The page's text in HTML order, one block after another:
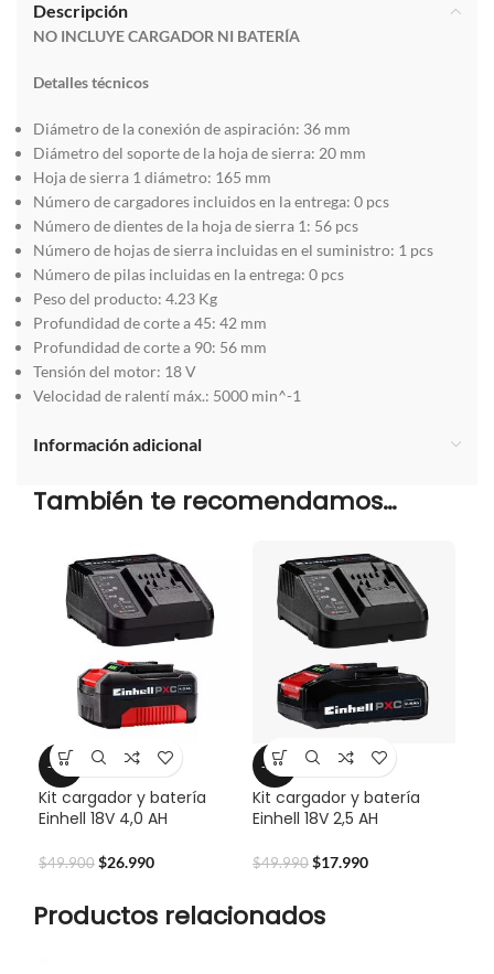
Descripción
NO INCLUYE CARGADOR NI BATERÍA
Detalles técnicos
Diámetro de la conexión de aspiración: 36 mm
Diámetro del soporte de la hoja de sierra: 20 mm
Hoja de sierra 1 diámetro: 165 mm
Número de cargadores incluidos en la entrega: 0 pcs
Número de dientes de la hoja de sierra 1: 56 pcs
Número de hojas de sierra incluidas en el suministro: 1 pcs
Número de pilas incluidas en la entrega: 0 pcs
Peso del producto: 4.23 Kg
Profundidad de corte a 45: 42 mm
Profundidad de corte a 90: 56 mm
Tensión del motor: 18 V
Velocidad de ralentí máx.: 5000 min^-1
Información adicional
También te recomendamos…
-46%
Kit cargador y batería
Einhell 18V 4,0 AH
$49.900 $26.990
-64%
Kit cargador y batería
Einhell 18V 2,5 AH
$49.990 $17.990
Productos relacionados